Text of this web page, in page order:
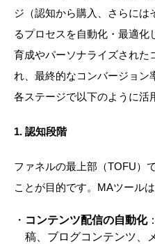
ジ（認知から購入、さらには
るプロセスを自動化・最適
育成やパーソナライズされた
れ、最終的なコンバージョン
各ステージで以下のように活
1. 認知段階
ファネルの最上部（TOFU）
ことが目的です。MAツール
コンテンツ配信の自動化
稿、ブログコンテンツ、